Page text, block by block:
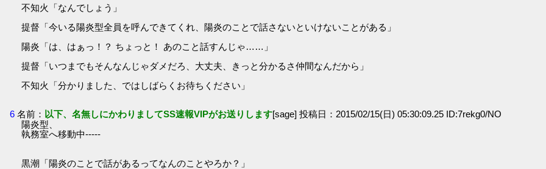
不知火「なんでしょう」
提督「今いる陽炎型全員を呼んできてくれ、陽炎のことで話さないといけないことがある」
陽炎「は、はぁっ！？ ちょっと！ あのこと話すんじゃ……」
提督「いつまでもそんなんじゃダメだろ、大丈夫、きっと分かるさ仲間なんだから」
不知火「分かりました、ではしばらくお待ちください」
6 名前： 以下、名無しにかわりましてSS速報VIPがお送りします[sage] 投稿日：2015/02/15(日) 05:30:09.25 ID:7rekg0/NO
陽炎型、
執務室へ移動中-----
黒潮「陽炎のことで話があるってなんのことやろか？」